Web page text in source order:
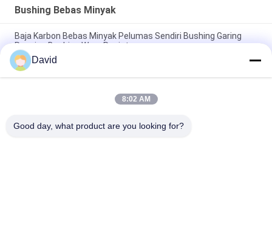
Bushing Bebas Minyak
Baja Karbon Bebas Minyak Pelumas Sendiri Bushing Garing
Running Bushing Wear Resistance
Anti-Wear Oil Free Bushing dengan PTFE Bronze Bushing
Bronze Mesh dengan PTFE BUshings
Minyak Kebisingan Rendah Diresapi Bushing Perunggu Bahan
David
8:02 AM
Good day, what product are you looking for?